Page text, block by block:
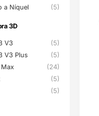
a Níquel
(5)
3D
3D
V3
(5)
V3 Plus
(5)
Max
(24)
(5)
(5)